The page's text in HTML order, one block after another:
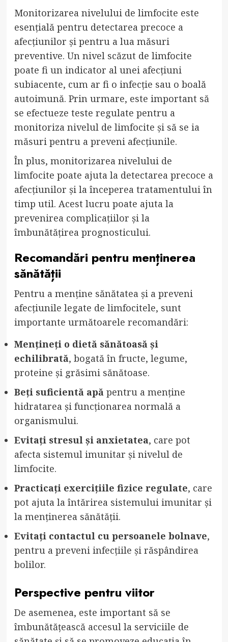
Monitorizarea nivelului de limfocite este
esențială pentru detectarea precoce a
afecțiunilor și pentru a lua măsuri
preventive. Un nivel scăzut de limfocite
poate fi un indicator al unei afecțiuni
subiacente, cum ar fi o infecție sau o boală
autoimună. Prin urmare, este important să
se efectueze teste regulate pentru a
monitoriza nivelul de limfocite și să se ia
măsuri pentru a preveni afecțiunile.
În plus, monitorizarea nivelului de
limfocite poate ajuta la detectarea precoce a
afecțiunilor și la începerea tratamentului în
timp util. Acest lucru poate ajuta la
prevenirea complicațiilor și la
îmbunătățirea prognosticului.
Recomandări pentru menținerea
sănătății
Pentru a menține sănătatea și a preveni
afecțiunile legate de limfocitele, sunt
importante următoarele recomandări:
Mențineți o dietă sănătoasă și
echilibrată, bogată în fructe, legume,
proteine și grăsimi sănătoase.
Beți suficientă apă pentru a menține
hidratarea și funcționarea normală a
organismului.
Evitați stresul și anxietatea, care pot
afecta sistemul imunitar și nivelul de
limfocite.
Practicați exercițiile fizice regulate, care
pot ajuta la întărirea sistemului imunitar și
la menținerea sănătății.
Evitați contactul cu persoanele bolnave,
pentru a preveni infecțiile și răspândirea
bolilor.
Perspective pentru viitor
De asemenea, este important să se
îmbunătățească accesul la serviciile de